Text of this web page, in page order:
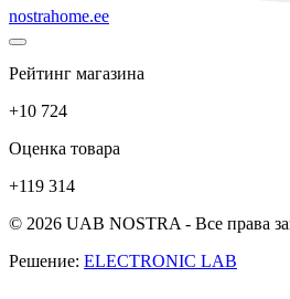
nostrahome.ee
Рейтинг магазина
+10 724
Оценка товара
+119 314
© 2026 UAB NOSTRA - Все права
Решение: ELECTRONIC LAB